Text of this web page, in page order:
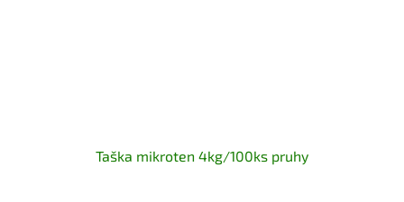
Taška mikroten 4kg/100ks pruhy